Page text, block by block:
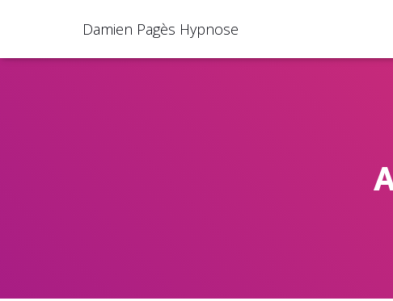
Damien Pagès Hypnose